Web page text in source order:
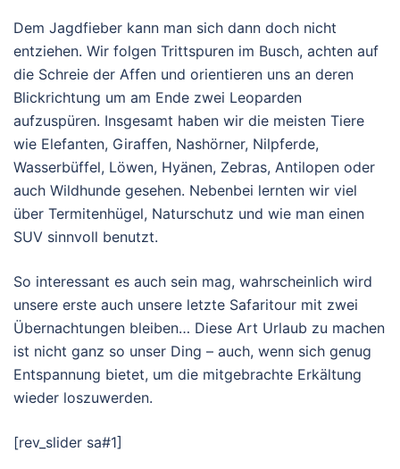
Dem Jagdfieber kann man sich dann doch nicht
entziehen. Wir folgen Trittspuren im Busch, achten auf
die Schreie der Affen und orientieren uns an deren
Blickrichtung um am Ende zwei Leoparden
aufzuspüren. Insgesamt haben wir die meisten Tiere
wie Elefanten, Giraffen, Nashörner, Nilpferde,
Wasserbüffel, Löwen, Hyänen, Zebras, Antilopen oder
auch Wildhunde gesehen. Nebenbei lernten wir viel
über Termitenhügel, Naturschutz und wie man einen
SUV sinnvoll benutzt.
So interessant es auch sein mag, wahrscheinlich wird
unsere erste auch unsere letzte Safaritour mit zwei
Übernachtungen bleiben… Diese Art Urlaub zu machen
ist nicht ganz so unser Ding – auch, wenn sich genug
Entspannung bietet, um die mitgebrachte Erkältung
wieder loszuwerden.
[rev_slider sa#1]